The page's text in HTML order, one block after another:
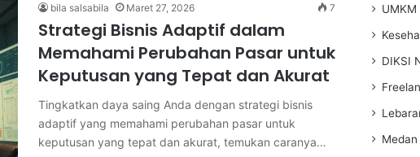
bila salsabila Maret 27, 2026 7
Strategi Bisnis Adaptif dalam
Memahami Perubahan Pasar untuk
Keputusan yang Tepat dan Akurat
Tingkatkan daya saing Anda dengan strategi bisnis
adaptif yang memahami perubahan pasar untuk
keputusan yang tepat dan akurat, temukan caranya…
UMKM
DIKSI